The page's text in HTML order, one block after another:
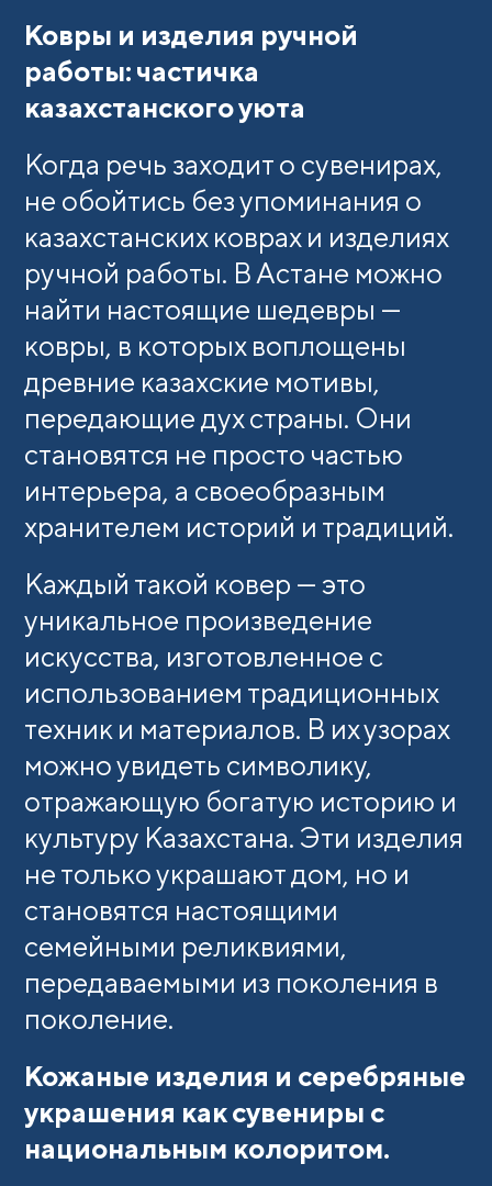
Ковры и изделия ручной
работы: частичка
казахстанского уюта
Когда речь заходит о сувенирах,
не обойтись без упоминания о
казахстанских коврах и изделиях
ручной работы. В Астане можно
найти настоящие шедевры —
ковры, в которых воплощены
древние казахские мотивы,
передающие дух страны. Они
становятся не просто частью
интерьера, а своеобразным
хранителем историй и традиций.
Каждый такой ковер — это
уникальное произведение
искусства, изготовленное с
использованием традиционных
техник и материалов. В их узорах
можно увидеть символику,
отражающую богатую историю и
культуру Казахстана. Эти изделия
не только украшают дом, но и
становятся настоящими
семейными реликвиями,
передаваемыми из поколения в
поколение.
Кожаные изделия и серебряные
украшения как сувениры с
национальным колоритом.